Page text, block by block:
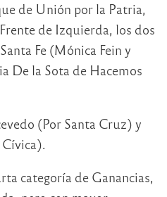
de Unión por la Patria,
de Izquierda, los dos
Fe (Mónica Fein y
De la Sota de Hacemos
(Por Santa Cruz) y
categoría de Ganancias,